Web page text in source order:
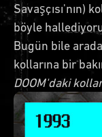
Savaşçısı'nın)
böyle
Bugün bile
kollarına bir
DOOM'daki